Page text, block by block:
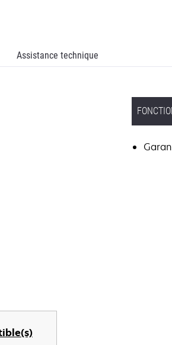
Assistance technique